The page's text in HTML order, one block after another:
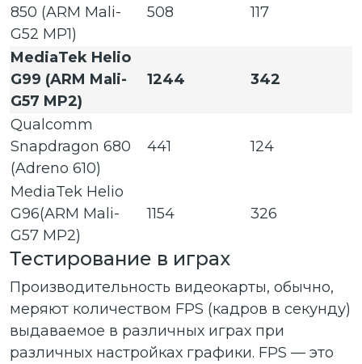
850 (ARM Mali-
G52 MP1)
508 117
MediaTek Helio
G99 (ARM Mali-
G57 MP2)
1244 342
Qualcomm
Snapdragon 680
(Adreno 610)
441 124
MediaTek Helio
G96(ARM Mali-
G57 MP2)
1154 326
Тестирование в играх
Производительность видеокарты, обычно,
меряют количеством FPS (кадров в секунду)
выдаваемое в различных играх при
различных настройках графики. FPS — это